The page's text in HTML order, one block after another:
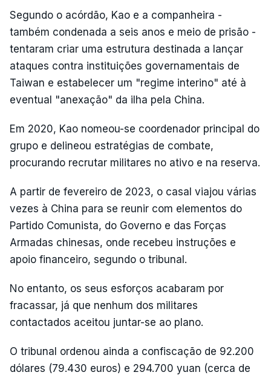
Segundo o acórdão, Kao e a companheira -
também condenada a seis anos e meio de prisão -
tentaram criar uma estrutura destinada a lançar
ataques contra instituições governamentais de
Taiwan e estabelecer um "regime interino" até à
eventual "anexação" da ilha pela China.
Em 2020, Kao nomeou-se coordenador principal do
grupo e delineou estratégias de combate,
procurando recrutar militares no ativo e na reserva.
A partir de fevereiro de 2023, o casal viajou várias
vezes à China para se reunir com elementos do
Partido Comunista, do Governo e das Forças
Armadas chinesas, onde recebeu instruções e
apoio financeiro, segundo o tribunal.
No entanto, os seus esforços acabaram por
fracassar, já que nenhum dos militares
contactados aceitou juntar-se ao plano.
O tribunal ordenou ainda a confiscação de 92.200
dólares (79.430 euros) e 294.700 yuan (cerca de